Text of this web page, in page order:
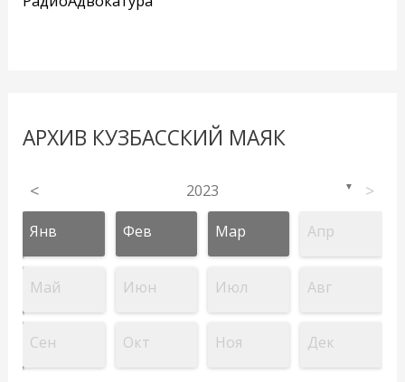
АРХИВ КУЗБАССКИЙ МАЯК
< 2023 ▼ >
Янв Фев Мар Апр
Май Июн Июл Авг
Сен Окт Ноя Дек